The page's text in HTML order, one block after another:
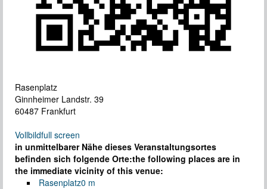
Rasenplatz
Ginnheimer Landstr. 39
60487 Frankfurt
Vollbildfull screen
in unmittelbarer Nähe dieses Veranstaltungsortes
befinden sich folgende Orte:the following places are in
the immediate vicinity of this venue:
Rasenplatz0 m